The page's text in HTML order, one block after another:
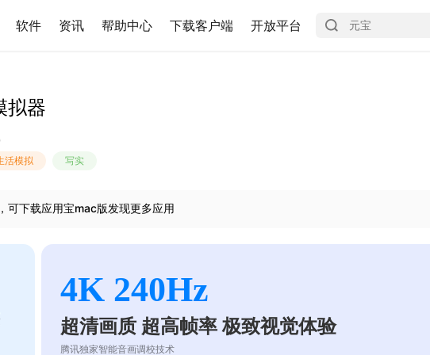
软件 资讯 帮助中心 下载客户端 开放平台
拟器
活模拟 写实
可下载应用宝mac版发现更多应用
4K 240Hz
超清画质 超高帧率 极致视觉体验
腾讯独家智能音画调校技术